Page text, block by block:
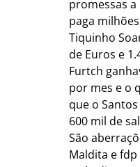
promessas
paga
Tiquinho
de Euros e
Furtch
por mes e o
que o
600 mil de
São
Maldita e